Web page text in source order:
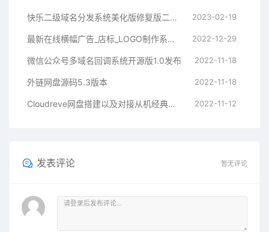
快乐二级域名分发系统美化版修复版二开版 2023-02-19
最新在线横幅广告_店标_LOGO制作系统源码本地接口版 2022-12-29
微信公众号多域名回调系统开源版1.0发布 2022-11-18
外链网盘源码5.3版本 2022-11-18
Cloudreve网盘搭建以及对接从机经典教程 2022-11-12
发表评论 暂无评论